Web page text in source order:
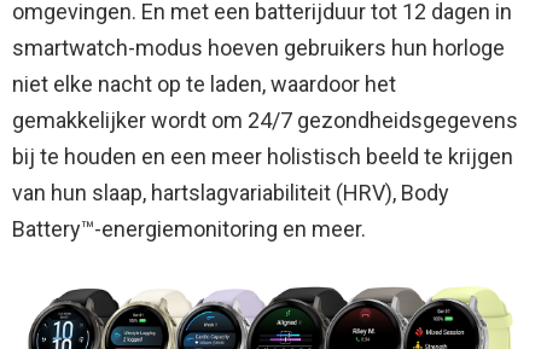
omgevingen. En met een batterijduur tot 12 dagen in
smartwatch-modus hoeven gebruikers hun horloge
niet elke nacht op te laden, waardoor het
gemakkelijker wordt om 24/7 gezondheidsgegevens
bij te houden en een meer holistisch beeld te krijgen
van hun slaap, hartslagvariabiliteit (HRV), Body
Battery™-energiemonitoring en meer.